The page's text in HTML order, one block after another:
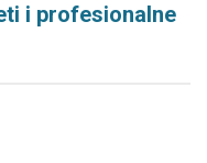
i profesionalne